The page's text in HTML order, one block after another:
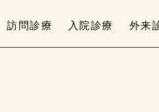
訪問診療 入院診療 外来